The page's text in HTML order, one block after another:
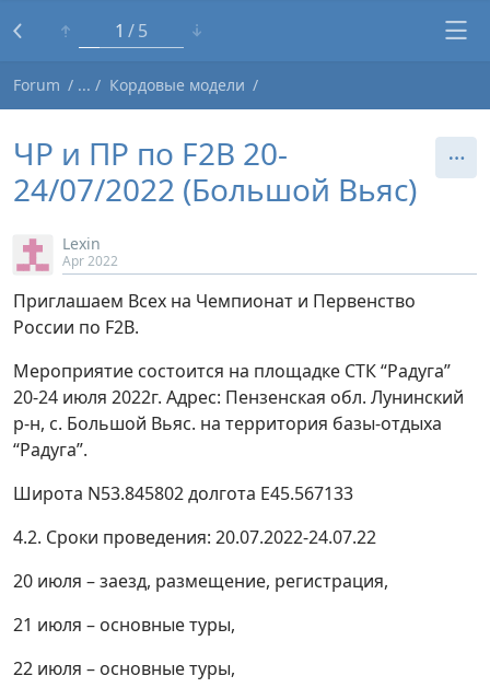
1 5
Forum Кордовые модели
ЧР и ПР по F2B 20-
24/07/2022 (Большой Вьяс)
Lexin
Apr 2022
Приглашаем Всех на Чемпионат и Первенство
России по F2B.
Мероприятие состоится на площадке СТК “Радуга”
20-24 июля 2022г. Адрес: Пензенская обл. Лунинский
р-н, с. Большой Вьяс. на территория базы-отдыха
“Радуга”.
Широта N53.845802 долгота E45.567133
4.2. Сроки проведения: 20.07.2022-24.07.22
20 июля – заезд, размещение, регистрация,
21 июля – основные туры,
22 июля – основные туры,